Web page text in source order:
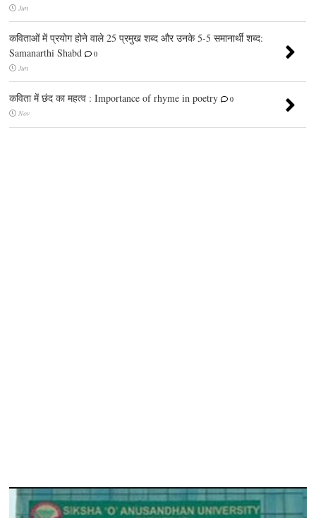
Jun
कविताओं में प्रयोग होने वाले 25 प्रमुख शब्द और उनके 5-5 समानार्थी शब्द:
Samanarthi Shabd
0
Jun
कविता में छंद का महत्व : Importance of rhyme in poetry
0
Nov